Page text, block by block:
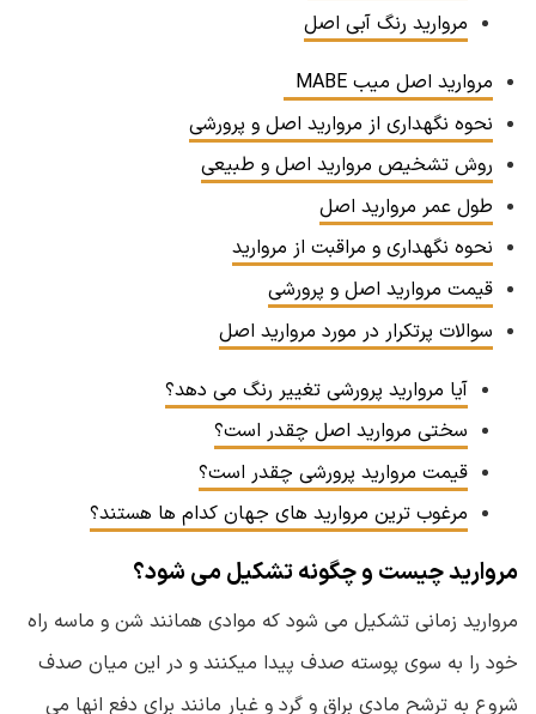
مروارید رنگ آبی اصل
مروارید اصل میب MABE
نحوه نگهداری از مروارید اصل و پرورشی
روش تشخیص مروارید اصل و طبیعی
طول عمر مروارید اصل
نحوه نگهداری و مراقبت از مروارید
قیمت مروارید اصل و پرورشی
سوالات پرتکرار در مورد مروارید اصل
آیا مروارید پرورشی تغییر رنگ می دهد؟
سختی مروارید اصل چقدر است؟
قیمت مروارید پرورشی چقدر است؟
مرغوب ترین مروارید های جهان کدام ها هستند؟
مروارید چیست و چگونه تشکیل می شود؟
مروارید زمانی تشکیل می شود که موادی همانند شن و ماسه راه
خود را به سوی پوسته صدف پیدا میکنند و در این میان صدف
شروع به ترشح مادی براق و گرد و غبار مانند برای دفع انها می